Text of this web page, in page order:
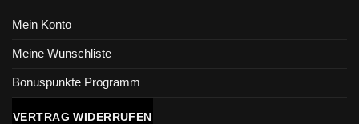
Mein Konto
Meine Wunschliste
Bonuspunkte Programm
VERTRAG WIDERRUFEN